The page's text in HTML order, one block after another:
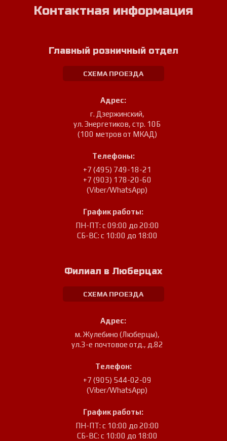
Контактная информация
Главный розничный отдел
СХЕМА ПРОЕЗДА
Адрес:
г. Дзержинский,
ул. Энергетиков, стр. 10Б
(100 метров от МКАД)
Телефоны:
+7 (495) 749-18-21
+7 (903) 178-20-60
(Viber/WhatsApp)
График работы:
ПН-ПТ: с 09:00 до 20:00
СБ-ВС: с 10:00 до 18:00
Филиал в Люберцах
СХЕМА ПРОЕЗДА
Адрес:
м. Жулебино (Люберцы),
ул.3-е почтовое отд., д.82
Телефон:
+7 (905) 544-02-09
(Viber/WhatsApp)
График работы:
ПН-ПТ: с 10:00 до 20:00
СБ-ВС: с 10:00 до 18:00